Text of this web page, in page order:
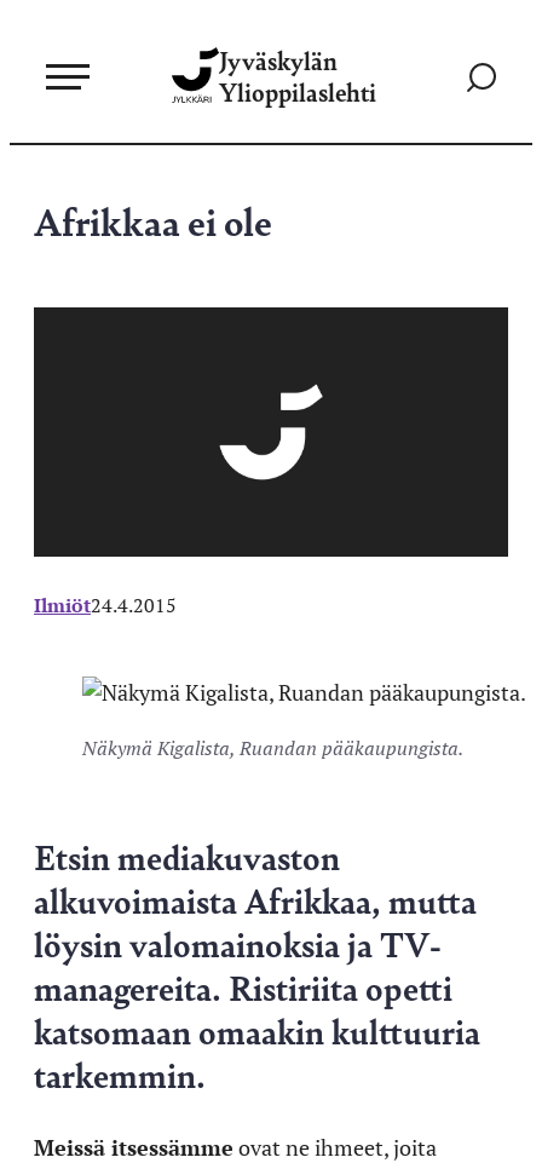
sisältöön
Jyväskylän
Ylioppilaslehti
Siirry
Afrikkaa ei ole
Ilmiöt24.4.2015
Näkymä Kigalista, Ruandan pääkaupungista.
Etsin mediakuvaston
alkuvoimaista Afrikkaa, mutta
löysin valomainoksia ja TV-
managereita. Ristiriita opetti
katsomaan omaakin kulttuuria
tarkemmin.
Meissä itsessämme ovat ne ihmeet, joita